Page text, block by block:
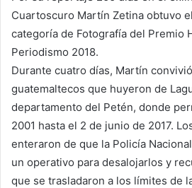
Cuartoscuro Martín Zetina obtuvo
categoría de Fotografía del Premio
Periodismo 2018.
Durante cuatro días, Martín
guatemaltecos que huyeron de
departamento del Petén, donde
2001 hasta el 2 de junio de 2017.
enteraron de que la Policía
un operativo para desalojarlos y
que se trasladaron a los límites de